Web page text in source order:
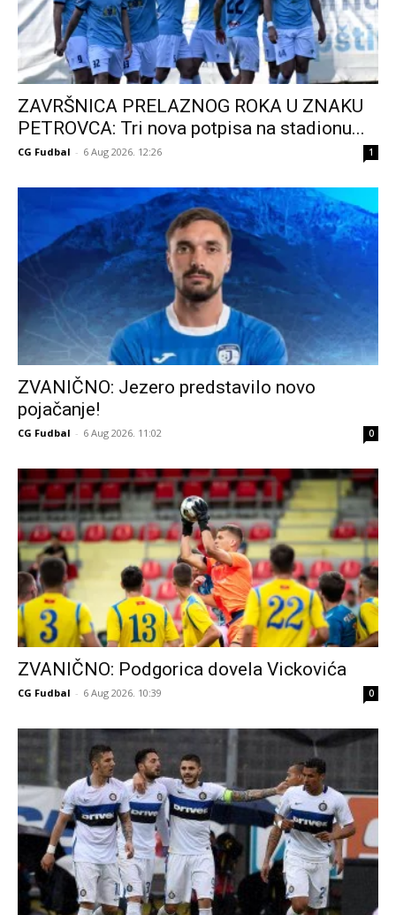
ZAVRŠNICA PRELAZNOG ROKA U ZNAKU
PETROVCA: Tri nova potpisa na stadionu...
CG Fudbal - 6 Aug 2026. 12:26 1
ZVANIČNO: Jezero predstavilo novo
pojačanje!
CG Fudbal - 6 Aug 2026. 11:02 0
ZVANIČNO: Podgorica dovela Vickovića
CG Fudbal - 6 Aug 2026. 10:39 0